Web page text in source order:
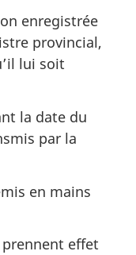
enregistrée
provincial,
lui soit
la date du
par la
en mains
effet